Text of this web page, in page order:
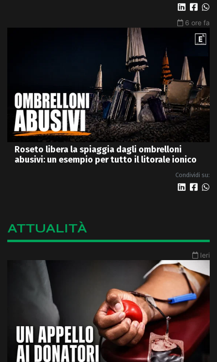
6 ore fa
Roseto libera la spiaggia dagli ombrelloni
abusivi: un esempio per tutto il litorale ionico
Condividi su:
ATTUALITÀ
Ieri